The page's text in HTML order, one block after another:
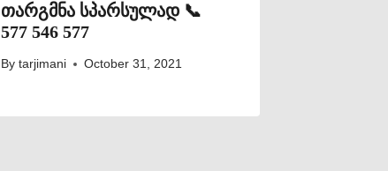
თარგმნა სპარსულად 📞
577 546 577
By tarjimani October 31, 2021